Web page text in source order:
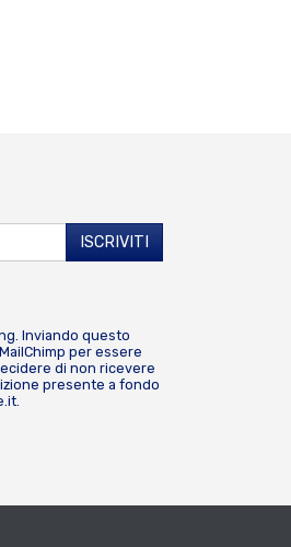
Inviando questo
per essere
di non ricevere
presente a fondo
.